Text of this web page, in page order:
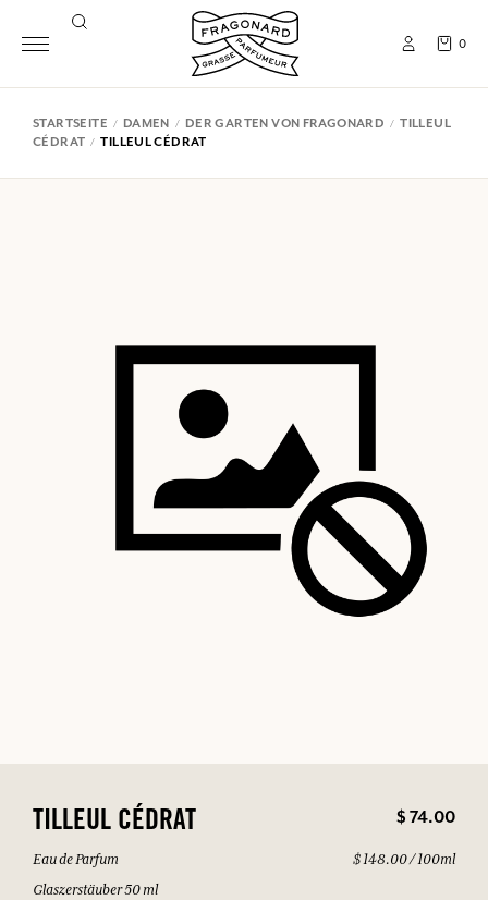
0
STARTSEITE DAMEN DER GARTEN VON FRAGONARD
TILLEUL
CÉDRAT
TILLEUL CÉDRAT
TILLEUL CÉDRAT $ 74.00
Eau de Parfum
Glaszerstäuber 50 ml
$ 148.00 / 100ml